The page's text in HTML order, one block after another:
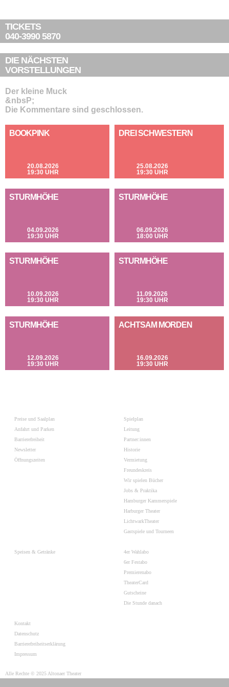
TICKETS
040-3990 5870
DIE NÄCHSTEN
VORSTELLUNGEN
Der kleine Muck
&nbsP;
Die Kommentare sind geschlossen.
BOOKPINK
20.08.2026
19:30 UHR
DREI SCHWESTERN
25.08.2026
19:30 UHR
STURMHÖHE
04.09.2026
19:30 UHR
STURMHÖHE
06.09.2026
18:00 UHR
STURMHÖHE
10.09.2026
19:30 UHR
STURMHÖHE
11.09.2026
19:30 UHR
STURMHÖHE
12.09.2026
19:30 UHR
ACHTSAM MORDEN
16.09.2026
19:30 UHR
Preise und Saalplan
Anfahrt und Parken
Barrierefreiheit
Newsletter
Öffnungszeiten
Spielplan
Leitung
Partner:innen
Historie
Vermietung
Freundeskreis
Wir spielen Bücher
Jobs & Praktika
Hamburger Kammerspiele
Harburger Theater
LichtwarkTheater
Gastspiele und Tourneen
Speisen & Getränke
4er Wahlabo
6er Festabo
Premierenabo
TheaterCard
Gutscheine
Die Stunde danach
Kontakt
Datenschutz
Barrierefreiheitserklärung
Impressum
Alle Rechte © 2025 Altonaer Theater